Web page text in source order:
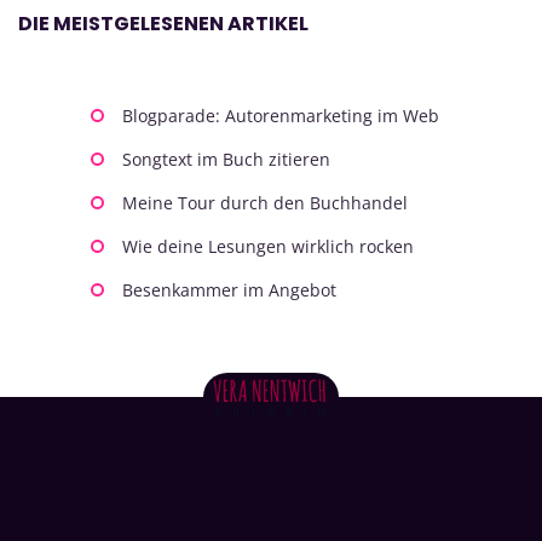
DIE MEISTGELESENEN ARTIKEL
Blogparade: Autorenmarketing im Web
Songtext im Buch zitieren
Meine Tour durch den Buchhandel
Wie deine Lesungen wirklich rocken
Besenkammer im Angebot